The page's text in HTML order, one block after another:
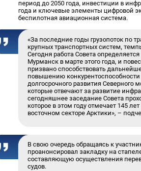
период до 2050 года, инвестиции в
года и ключевые элементы цифровой
беспилотная авиационная система.
«За последние годы грузопоток по
крупных транспортных систем,
Сегодня работа Совета
Мурманск в марте этого года, и
призвано способствовать
повышению
долгосрочного развития Северного
которые отвечают за развитие
сегодняшнее заседание Совета
которое в этом году отмечает 145
восточном секторе Арктики», –
В свою очередь обращаясь к
проанонсировал закладку на
составляющую осуществления
судов.